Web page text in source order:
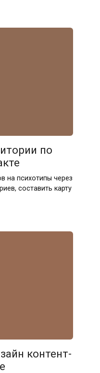
по
на психотипы через
составить карту
контент-